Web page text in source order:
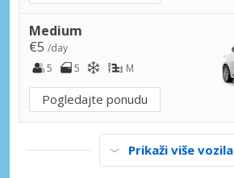
Medium
€5 /day
5
5 M
Pogledajte ponudu
Prikaži više vozila